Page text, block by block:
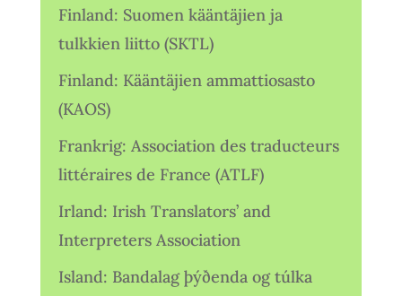
Finland: Suomen kääntäjien ja
tulkkien liitto (SKTL)
Finland: Kääntäjien ammattiosasto
(KAOS)
Frankrig: Association des traducteurs
littéraires de France (ATLF)
Irland: Irish Translators’ and
Interpreters Association
Island: Bandalag þýðenda og túlka